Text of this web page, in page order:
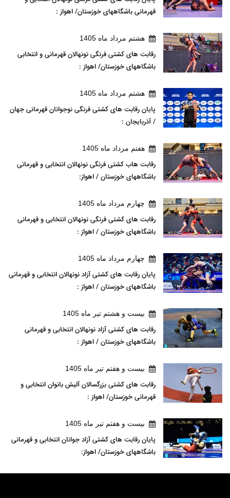
قهرمانی باشگاههای خوزستان/ اهواز :
هشتم مرداد ماه 1405
رقابت های کشتی فرنگی نونهالان قهرمانی و انتخابی
باشگاههای خوزستان/ اهواز :
هشتم مرداد ماه 1405
پایان رقابت های کشتی فرنگی نوجوانان قهرمانی جهان
/ آذربایجان :
هفتم مرداد ماه 1405
رقابت هاب کشتی فرنگی نونهالان انتخابی و قهرمانی
باشگاههای خوزستان / اهواز:
چهارم مرداد ماه 1405
رقابت های کشتی فرنگی نونهالان انتخابی و قهرمانی
باشگاههای خوزستان / اهواز :
چهارم مرداد ماه 1405
پایان رقابت های کشتی آزاد نونهالان انتخابی و قهرمانی
باشگاههای خوزستان / اهواز :
بيست و هشتم تير ماه 1405
رقابت های کشتی آزاد نونهالان انتخابی و قهرمانی
باشگاههای خوزستان / اهواز :
بيست و هفتم تير ماه 1405
رقابت های کشتی بزرگسالان آلیش بانوان انتخابی و
قهرمانی خوزستان/ اهواز :
بيست و هفتم تير ماه 1405
پایان رقابت های کشتی آزاد جوانان انتخابی و قهرمانی
باشگاههای خوزستان/ اهواز: